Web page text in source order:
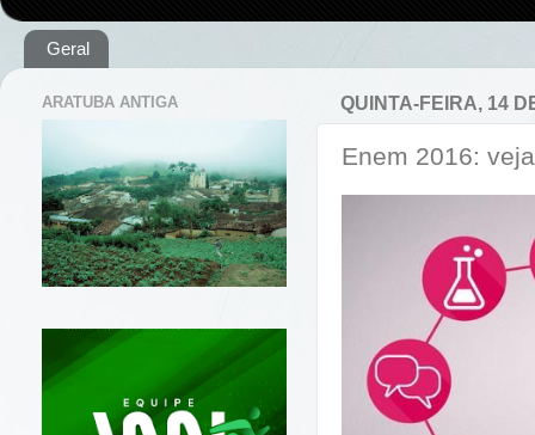
Geral
QUINTA-FEIRA, 14
Enem 2016:
ARATUBA ANTIGA